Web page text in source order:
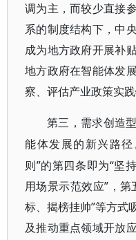
调为主，而较少直接
系的制度结构下，中
成为地方政府开展补
地方政府在智能体发
察、评估产业政策实
第三，需求创造
能体发展的新兴路
则”的第四条即为“坚
用场景示范效应”，
标、揭榜挂帅”等方式
及推动重点领域开放